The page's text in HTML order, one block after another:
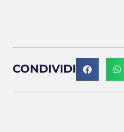
CONDIVIDI